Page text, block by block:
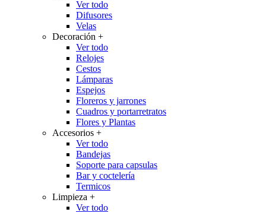
Ver todo
Difusores
Velas
Decoración +
Ver todo
Relojes
Cestos
Lámparas
Espejos
Floreros y jarrones
Cuadros y portarretratos
Flores y Plantas
Accesorios +
Ver todo
Bandejas
Soporte para capsulas
Bar y coctelería
Termicos
Limpieza +
Ver todo